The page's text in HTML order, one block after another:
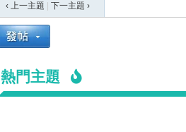
‹ 上一主題 下一主題 ›
熱門主題